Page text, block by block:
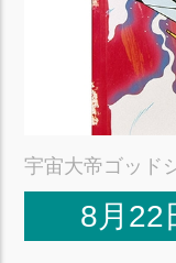
宇宙大帝ゴッド
8月22